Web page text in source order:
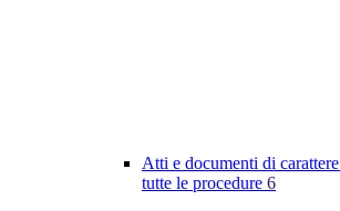
Atti e documenti di
tutte le procedure 6